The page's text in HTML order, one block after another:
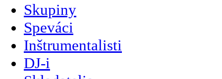
Skupiny
Speváci
Inštrumentalisti
DJ-i